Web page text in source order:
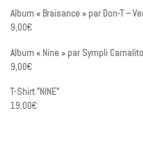
Album « Braisance » par Don-T –
9,00€
Album « Nine » par Sympli
9,00€
T-Shirt "NINE"
19,00€